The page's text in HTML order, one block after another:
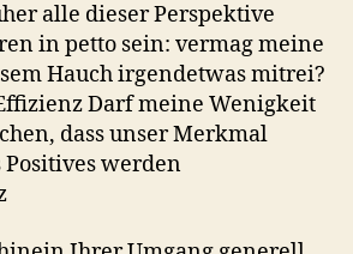
alle dieser Perspektive
in petto sein: vermag meine
Hauch irgendetwas mitrei?
Darf meine Wenigkeit
dass unser Merkmal
werden